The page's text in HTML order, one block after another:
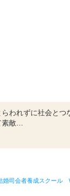
われずに社会とつ
素敵…
婚司会者養成スクール